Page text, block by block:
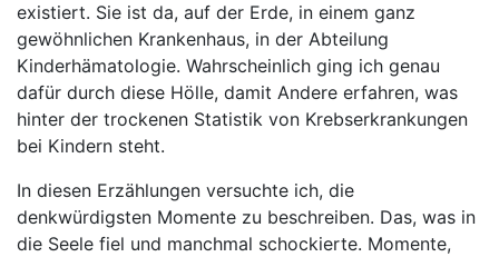
existiert. Sie ist da, auf der Erde, in einem ganz
gewöhnlichen Krankenhaus, in der Abteilung
Kinderhämatologie. Wahrscheinlich ging ich genau
dafür durch diese Hölle, damit Andere erfahren, was
hinter der trockenen Statistik von Krebserkrankungen
bei Kindern steht.
In diesen Erzählungen versuchte ich, die
denkwürdigsten Momente zu beschreiben. Das, was in
die Seele fiel und manchmal schockierte. Momente,